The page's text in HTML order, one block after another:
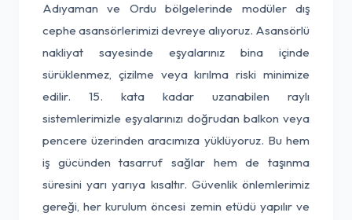
Adıyaman ve Ordu bölgelerinde modüler dış
cephe asansörlerimizi devreye alıyoruz. Asansörlü
nakliyat sayesinde eşyalarınız bina içinde
sürüklenmez, çizilme veya kırılma riski minimize
edilir. 15. kata kadar uzanabilen raylı
sistemlerimizle eşyalarınızı doğrudan balkon veya
pencere üzerinden aracımıza yüklüyoruz. Bu hem
iş gücünden tasarruf sağlar hem de taşınma
süresini yarı yarıya kısaltır. Güvenlik önlemlerimiz
gereği, her kurulum öncesi zemin etüdü yapılır ve